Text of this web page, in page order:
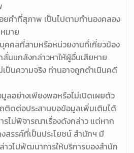
ยคำที่สุภาพ เป็นไปตามทำนองคลอง
มาย
คคลที่สามหรือหน่วยงานที่เกี่ยวข้อง
ลั่นแกล้งกล่าวหาให้ผู้อื่นเสียหาย
เป็นความจริง ท่านอาจถูกดำเนินคดี
ลอย่างเพียงพอหรือไม่เปิดเผยตัว
ติดต่อประสานขอข้อมูลเพิ่มเติมได้
ไม่พิจารณาเรื่องดังกล่าว แต่หาก
สรรค์ที่เป็นประโยชน์ สำนักฯ มี
าวไปพัฒนาการให้บริการของสำนัก